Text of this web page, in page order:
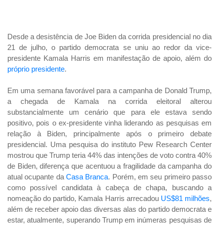
Desde a desistência de Joe Biden da corrida presidencial no dia
21 de julho, o partido democrata se uniu ao redor da vice-
presidente Kamala Harris em manifestação de apoio, além do
próprio presidente.
Em uma semana favorável para a campanha de Donald Trump,
a chegada de Kamala na corrida eleitoral alterou
substancialmente um cenário que para ele estava sendo
positivo, pois o ex-presidente vinha liderando as pesquisas em
relação à Biden, principalmente após o primeiro debate
presidencial. Uma pesquisa do instituto Pew Research Center
mostrou que Trump teria 44% das intenções de voto contra 40%
de Biden, diferença que acentuou a fragilidade da campanha do
atual ocupante da Casa Branca. Porém, em seu primeiro passo
como possível candidata à cabeça de chapa, buscando a
nomeação do partido, Kamala Harris arrecadou US$81 milhões,
além de receber apoio das diversas alas do partido democrata e
estar, atualmente, superando Trump em inúmeras pesquisas de